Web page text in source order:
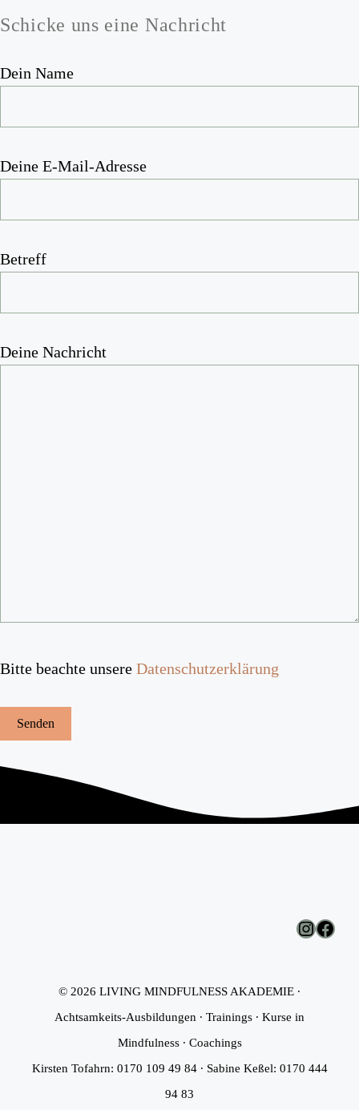
Schicke uns eine Nachricht
Dein Name
Deine E-Mail-Adresse
Betreff
Deine Nachricht
Bitte beachte unsere Datenschutzerklärung
© 2026 LIVING MINDFULNESS AKADEMIE ∙
Achtsamkeits-Ausbildungen ∙ Trainings ∙ Kurse in
Mindfulness ∙ Coachings
Kirsten Tofahrn: 0170 109 49 84 ∙ Sabine Keßel: 0170 444
94 83